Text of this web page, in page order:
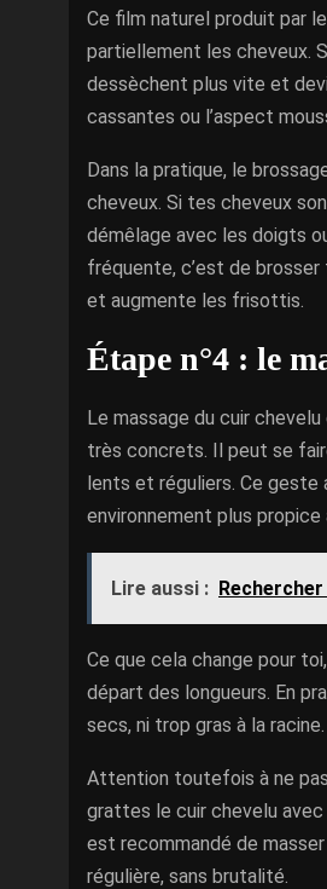
Ce film naturel produit par
partiellement les cheveux.
dessèchent plus vite et
cassantes ou l’aspect
Dans la pratique, le
cheveux. Si tes cheveux
démêlage avec les doigts
fréquente, c’est de
et augmente les frisottis.
Étape n°4 : le
Le massage du cuir
très concrets. Il peut se
lents et réguliers. Ce geste
environnement plus propice
Lire aussi :
Ce que cela change pour
départ des longueurs. En
secs, ni trop gras à la racine.
Attention toutefois à ne
grattes le cuir chevelu avec
est recommandé de
régulière, sans brutalité.